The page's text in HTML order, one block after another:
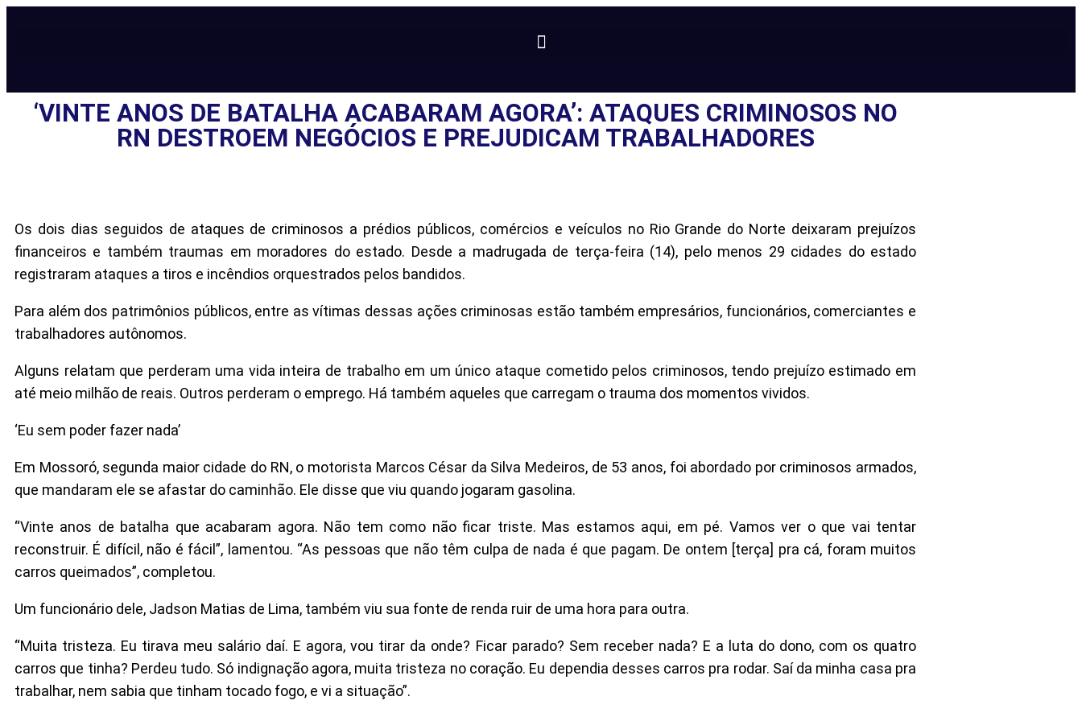
‘VINTE ANOS DE BATALHA ACABARAM AGORA’: ATAQUES CRIMINOSOS NO
RN DESTROEM NEGÓCIOS E PREJUDICAM TRABALHADORES
Os dois dias seguidos de ataques de criminosos a prédios públicos, comércios e veículos no Rio Grande do Norte deixaram prejuízos
financeiros e também traumas em moradores do estado. Desde a madrugada de terça-feira (14), pelo menos 29 cidades do estado
registraram ataques a tiros e incêndios orquestrados pelos bandidos.
Para além dos patrimônios públicos, entre as vítimas dessas ações criminosas estão também empresários, funcionários, comerciantes e
trabalhadores autônomos.
Alguns relatam que perderam uma vida inteira de trabalho em um único ataque cometido pelos criminosos, tendo prejuízo estimado em
até meio milhão de reais. Outros perderam o emprego. Há também aqueles que carregam o trauma dos momentos vividos.
‘Eu sem poder fazer nada’
Em Mossoró, segunda maior cidade do RN, o motorista Marcos César da Silva Medeiros, de 53 anos, foi abordado por criminosos armados,
que mandaram ele se afastar do caminhão. Ele disse que viu quando jogaram gasolina.
“Vinte anos de batalha que acabaram agora. Não tem como não ficar triste. Mas estamos aqui, em pé. Vamos ver o que vai tentar
reconstruir. É difícil, não é fácil”, lamentou. “As pessoas que não têm culpa de nada é que pagam. De ontem [terça] pra cá, foram muitos
carros queimados”, completou.
Um funcionário dele, Jadson Matias de Lima, também viu sua fonte de renda ruir de uma hora para outra.
“Muita tristeza. Eu tirava meu salário daí. E agora, vou tirar da onde? Ficar parado? Sem receber nada? E a luta do dono, com os quatro
carros que tinha? Perdeu tudo. Só indignação agora, muita tristeza no coração. Eu dependia desses carros pra rodar. Saí da minha casa pra
trabalhar, nem sabia que tinham tocado fogo, e vi a situação”.